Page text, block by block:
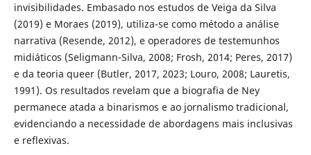
invisibilidades. Embasado nos estudos de Veiga da Silva
(2019) e Moraes (2019), utiliza-se como método a análise
narrativa (Resende, 2012), e operadores de testemunhos
midiáticos (Seligmann-Silva, 2008; Frosh, 2014; Peres, 2017)
e da teoria queer (Butler, 2017, 2023; Louro, 2008; Lauretis,
1991). Os resultados revelam que a biografia de Ney
permanece atada a binarismos e ao jornalismo tradicional,
evidenciando a necessidade de abordagens mais inclusivas
e reflexivas.